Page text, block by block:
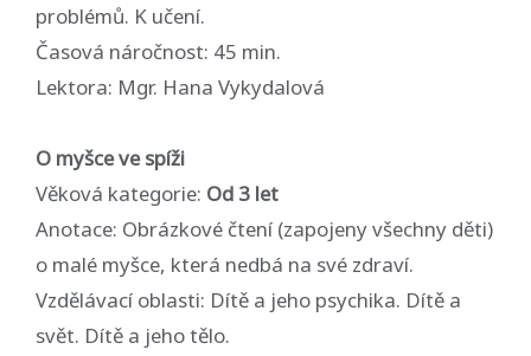
problémů. K učení.
Časová náročnost: 45 min.
Lektora: Mgr. Hana Vykydalová
O myšce ve spíži
Věková kategorie: Od 3 let
Anotace: Obrázkové čtení (zapojeny všechny děti)
o malé myšce, která nedbá na své zdraví.
Vzdělávací oblasti: Dítě a jeho psychika. Dítě a
svět. Dítě a jeho tělo.